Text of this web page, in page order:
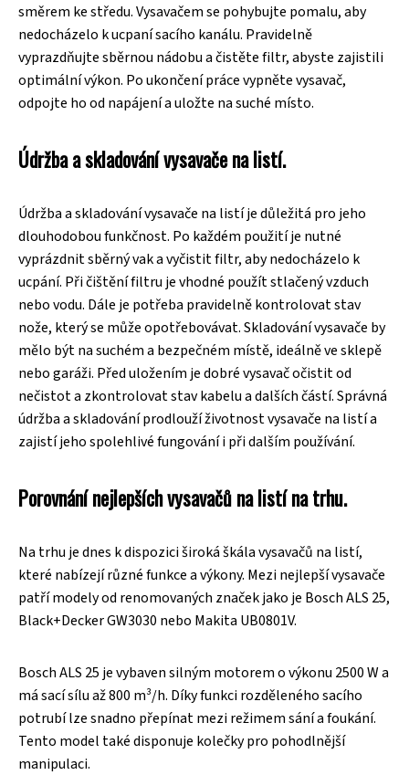
směrem ke středu. Vysavačem se pohybujte pomalu, aby
nedocházelo k ucpaní sacího kanálu. Pravidelně
vyprazdňujte sběrnou nádobu a čistěte filtr, abyste zajistili
optimální výkon. Po ukončení práce vypněte vysavač,
odpojte ho od napájení a uložte na suché místo.
Údržba a skladování vysavače na listí.
Údržba a skladování vysavače na listí je důležitá pro jeho
dlouhodobou funkčnost. Po každém použití je nutné
vyprázdnit sběrný vak a vyčistit filtr, aby nedocházelo k
ucpání. Při čištění filtru je vhodné použít stlačený vzduch
nebo vodu. Dále je potřeba pravidelně kontrolovat stav
nože, který se může opotřebovávat. Skladování vysavače by
mělo být na suchém a bezpečném místě, ideálně ve sklepě
nebo garáži. Před uložením je dobré vysavač očistit od
nečistot a zkontrolovat stav kabelu a dalších částí. Správná
údržba a skladování prodlouží životnost vysavače na listí a
zajistí jeho spolehlivé fungování i při dalším používání.
Porovnání nejlepších vysavačů na listí na trhu.
Na trhu je dnes k dispozici široká škála vysavačů na listí,
které nabízejí různé funkce a výkony. Mezi nejlepší vysavače
patří modely od renomovaných značek jako je Bosch ALS 25,
Black+Decker GW3030 nebo Makita UB0801V.
Bosch ALS 25 je vybaven silným motorem o výkonu 2500 W a
má sací sílu až 800 m³/h. Díky funkci rozděleného sacího
potrubí lze snadno přepínat mezi režimem sání a foukání.
Tento model také disponuje kolečky pro pohodlnější
manipulaci.